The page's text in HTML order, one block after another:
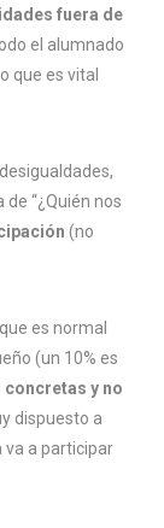
fuera de
el alumnado
que es vital
“¿Quién nos
(no
es normal
(un 10% es
concretas y no
dispuesto a
va a participar